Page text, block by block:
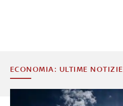
ECONOMIA: ULTIME NOTIZIE